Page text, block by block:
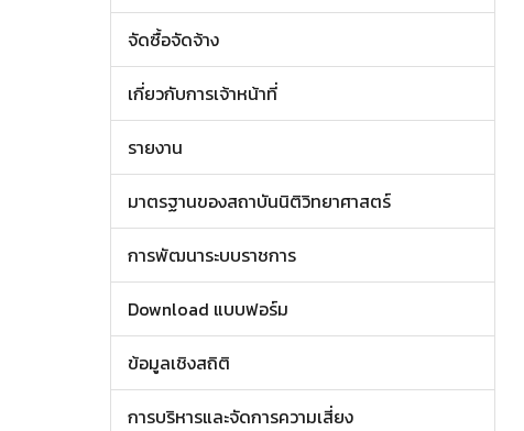
จัดซื้อจัดจ้าง
เกี่ยวกับการเจ้าหน้าที่
รายงาน
มาตรฐานของสถาบันนิติวิทยาศาสตร์
การพัฒนาระบบราชการ
Download แบบฟอร์ม
ข้อมูลเชิงสถิติ
การบริหารและจัดการความเสี่ยง